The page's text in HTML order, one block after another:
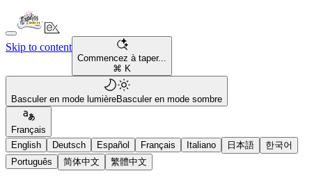
Skip to content
Commencez à taper...
⌘ K
Basculer en mode lumièreBasculer en mode sombre
Français
English
Deutsch Español Français Italiano 日本語
한국어
Português
简体中文 繁體中文